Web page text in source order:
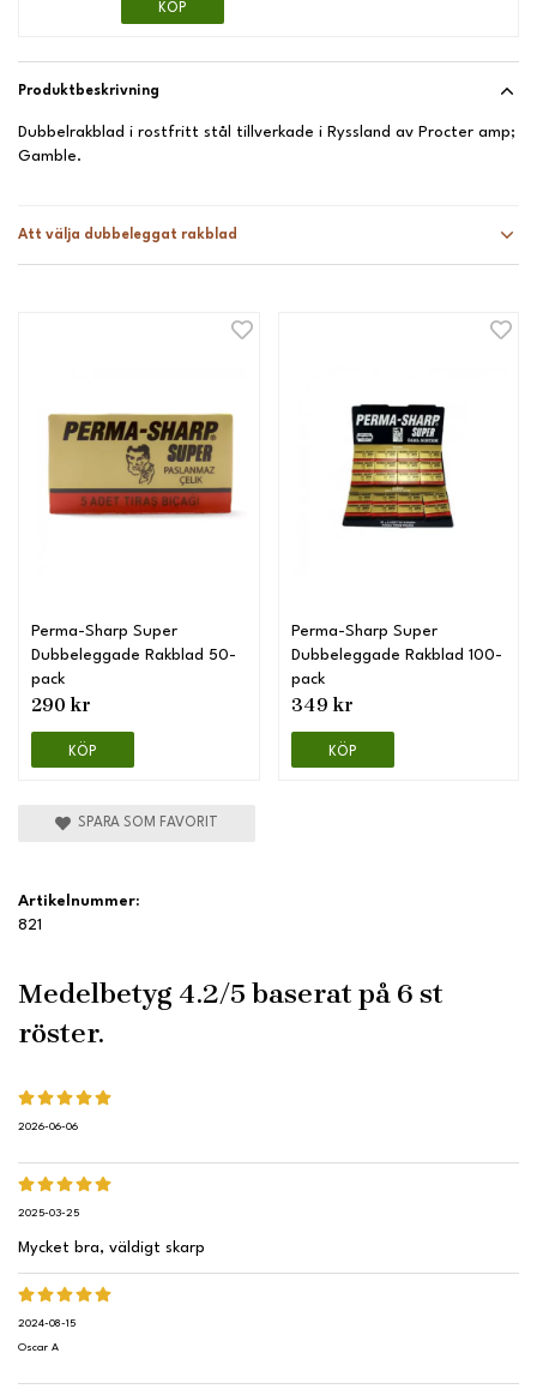
KÖP
Produktbeskrivning
Att välja dubbeleggat rakblad
Dubbelrakblad i rostfritt stål tillverkade i Ryssland av Procter amp;
Gamble.
Perma-Sharp Super
Dubbeleggade Rakblad 50-
pack
290 kr
KÖP
Perma-Sharp Super
Dubbeleggade Rakblad 100-
pack
349 kr
KÖP
SPARA SOM FAVORIT
Artikelnummer:
821
Medelbetyg 4.2/5 baserat på 6 st
röster.
2026-06-06
2025-03-25
Mycket bra, väldigt skarp
2024-08-15
Oscar A